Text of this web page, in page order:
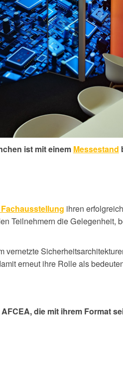
ist mit einem Messestand
ihren
Teilnehmern die Gelegenheit,
vernetzte
erneut ihre Rolle als
die mit ihrem Format